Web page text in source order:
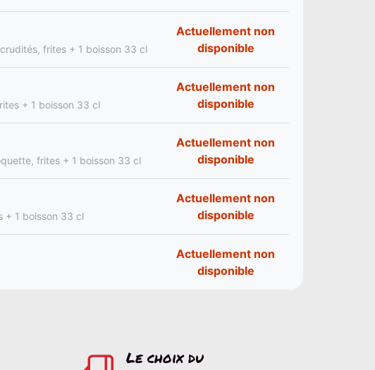
frites + 1 boisson 33 cl
Actuellement non
disponible
+ 1 boisson 33 cl
Actuellement non
disponible
frites + 1 boisson 33 cl
Actuellement non
disponible
+ 1 boisson 33 cl
Actuellement non
disponible
Actuellement non
disponible
Le choix du